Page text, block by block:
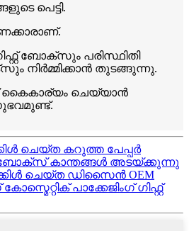
പെട്ടി.
ബോക്സും പരിസ്ഥിതി
നിർമ്മിക്കാൻ തുടങ്ങുന്നു.
കൈകാര്യം ചെയ്യാൻ
ചെയ്ത കറുത്ത പേപ്പർ
ബോക്സ് കാന്തങ്ങൾ അടയ്ക്കുന്നു
ചെയ്ത ഡിസൈൻ OEM
പാക്കേജിംഗ് ഗിഫ്റ്റ്